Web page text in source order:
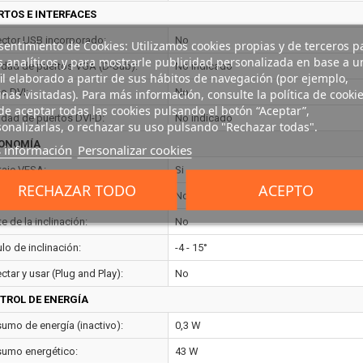
E INTERFACES
USB incorporado: No
de puertos VGA (D-Sub): No indicado
DVI: No
de puertos DVI-D: No indicado
VESA: Si
de altura: No
de la inclinación: No
de inclinación: -4 - 15°
y usar (Plug and Play): No
DE ENERGÍA
de energía (inactivo): 0,3 W
energético: 43 W
de Cookies: Utilizamos cookies propias y de terceros
analíticos y para mostrarle publicidad personalizada en base a
elaborado a partir de sus hábitos de navegación (por ejemplo,
visitadas). Para más información, consulte la política de
aceptar todas las cookies pulsando el botón “Aceptar”,
o rechazar su uso pulsando "Rechazar todas".
información Personalizar cookies
RECHAZAR TODO ACEPTO